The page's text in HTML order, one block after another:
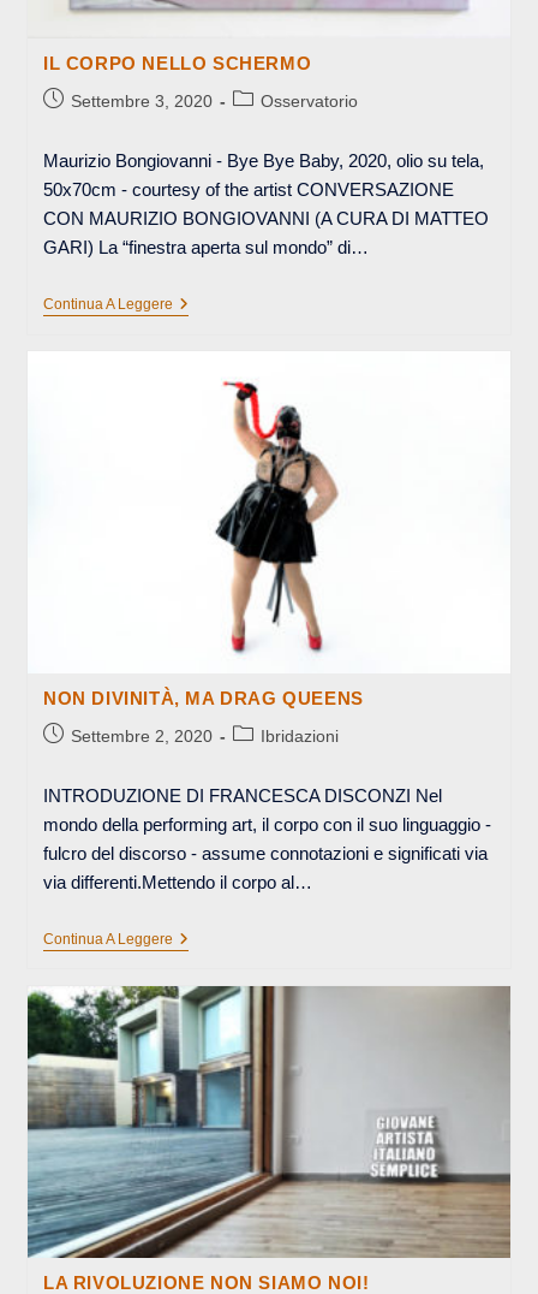
IL CORPO NELLO SCHERMO
ArticoloSettembre 3, 2020
Categoria
Osservatorio
Maurizio Bongiovanni - Bye Bye Baby, 2020, olio su tela,
50x70cm - courtesy of the artist CONVERSAZIONE
CON MAURIZIO BONGIOVANNI (A CURA DI MATTEO
GARI) La “finestra aperta sul mondo” di…
Continua A LeggereIL
NON DIVINITÀ, MA DRAG QUEENS
ArticoloSettembre 2, 2020
Categoria
Ibridazioni
INTRODUZIONE DI FRANCESCA DISCONZI Nel
mondo della performing art, il corpo con il suo linguaggio -
fulcro del discorso - assume connotazioni e significati via
via differenti.Mettendo il corpo al…
Continua A LeggereNON
DRAG
QUEENS
LA RIVOLUZIONE NON SIAMO NOI!